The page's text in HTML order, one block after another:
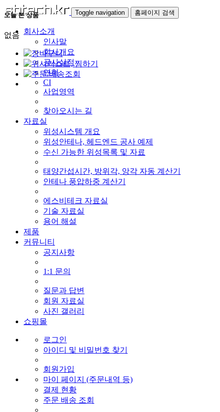
Toggle navigation 홈페이지 검색
회사소개
인사말
회사개요
공사실적
연혁
CI
사업영역
찾아오시는 길
자료실
위성시스템 개요
위성안테나, 헤드엔드 공사 예제
수신 가능한 위성목록 및 자료
태양간섭시간, 방위각, 앙각 자동 계산기
안테나 풍압하중 계산기
에스비테크 자료실
기술 자료실
용어 해설
제품
커뮤니티
공지사항
1:1 문의
질문과 답변
회원 자료실
사진 갤러리
쇼핑몰
로그인
아이디 및 비밀번호 찾기
회원가입
마이 페이지 (주문내역 등)
결제 현황
주문 배송 조회
오늘 본 상품
없음